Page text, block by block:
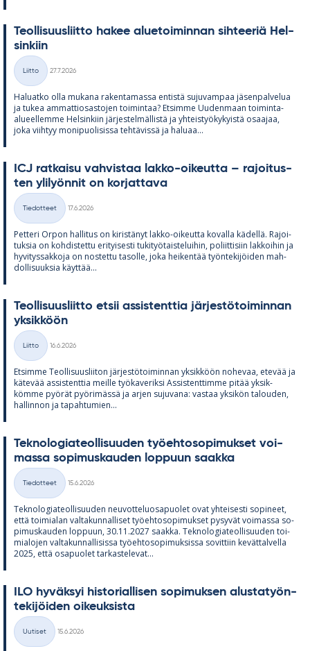
Teol­li­suus­liitto ha­kee alue­toi­min­nan sih­tee­riä Hel­
sin­kiin
Kategoriat
Liitto
27.7.2026
Ha­luatko olla mu­kana ra­ken­ta­massa en­tistä su­ju­vam­paa jä­sen­pal­ve­lua
ja tu­kea am­mat­tio­sas­to­jen toi­min­taa? Et­simme Uu­den­maan toi­minta-
alu­eel­lemme Hel­sin­kiin jär­jes­tel­mäl­listä ja yh­teis­työ­ky­kyistä osaa­jaa,
joka viih­tyy mo­ni­puo­li­sissa teh­tä­vissä ja ha­luaa...
ICJ rat­kaisu vah­vis­taa lakko-oi­keutta – ra­joi­tus­
ten yli­lyön­nit on kor­jat­tava
Kategoriat
Tiedotteet
17.6.2026
Pet­teri Or­pon hal­li­tus on ki­ris­tä­nyt lakko-oi­keutta ko­valla kä­dellä. Ra­joi­
tuk­sia on koh­dis­tettu eri­tyi­sesti tu­ki­työ­tais­te­lui­hin, po­liit­ti­siin lak­koi­hin ja
hy­vi­tys­sak­koja on nos­tettu ta­solle, joka hei­ken­tää työn­te­ki­jöi­den mah­
dol­li­suuk­sia käyt­tää...
Teol­li­suus­liitto et­sii as­sis­tent­tia jär­jes­tö­toi­min­nan
yk­sik­köön
Kategoriat
Liitto
16.6.2026
Et­simme Teol­li­suus­lii­ton jär­jes­tö­toi­min­nan yk­sik­köön no­he­vaa, ete­vää ja
kä­te­vää as­sis­tent­tia meille työ­ka­ve­riksi As­sis­tent­timme pi­tää yk­sik­
kömme pyö­rät pyö­ri­mässä ja ar­jen su­ju­vana: vas­taa yk­si­kön ta­lou­den,
hal­lin­non ja ta­pah­tu­mien...
Tek­no­lo­gia­teol­li­suu­den työ­eh­to­so­pi­muk­set voi­
massa so­pi­mus­kau­den lop­puun saakka
Kategoriat
Tiedotteet
15.6.2026
Tek­no­lo­gia­teol­li­suu­den neu­vot­te­luos­a­puo­let ovat yh­tei­sesti so­pi­neet,
että toi­mia­lan val­ta­kun­nal­li­set työ­eh­to­so­pi­muk­set py­sy­vät voi­massa so­
pi­mus­kau­den lop­puun, 30.11.2027 saakka. Tek­no­lo­gia­teol­li­suu­den toi­
mia­lo­jen val­ta­kun­nal­li­sissa työ­eh­to­so­pi­muk­sissa so­vit­tiin ke­vät­tal­vella
2025, että os­a­puo­let tar­kas­te­le­vat...
ILO hy­väk­syi his­to­rial­li­sen so­pi­muk­sen alus­ta­työn­
te­ki­jöi­den oi­keuk­sista
Kategoriat
Uutiset
15.6.2026